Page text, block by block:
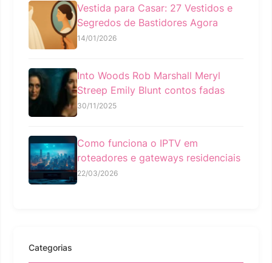
Vestida para Casar: 27 Vestidos e
Segredos de Bastidores Agora
14/01/2026
Into Woods Rob Marshall Meryl
Streep Emily Blunt contos fadas
30/11/2025
Como funciona o IPTV em
roteadores e gateways residenciais
22/03/2026
Categorias